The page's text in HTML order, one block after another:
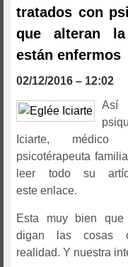
tratados con
que alteran
están enfermos
02/12/2016 – 12:02
Así
Iciarte, médico
psicotérapeuta
leer todo su
este enlace.
Esta muy bien que
digan las cosas
realidad. Y nuestra